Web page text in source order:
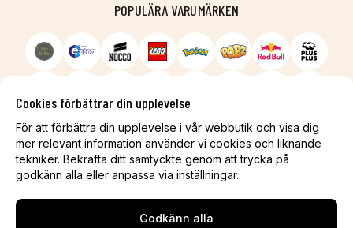
Cookies förbättrar din upplevelse
För att förbättra din upplevelse i vår webbutik och visa dig
mer relevant information använder vi cookies och liknande
tekniker. Bekräfta ditt samtyckte genom att trycka på
godkänn alla eller anpassa via inställningar.
Godkänn alla
POPULÄRA VARUMÄRKEN